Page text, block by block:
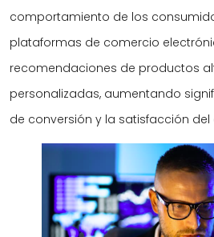
comportamiento de los
plataformas de comercio
recomendaciones de productos
personalizadas, aumentando
de conversión y la satisfacción del